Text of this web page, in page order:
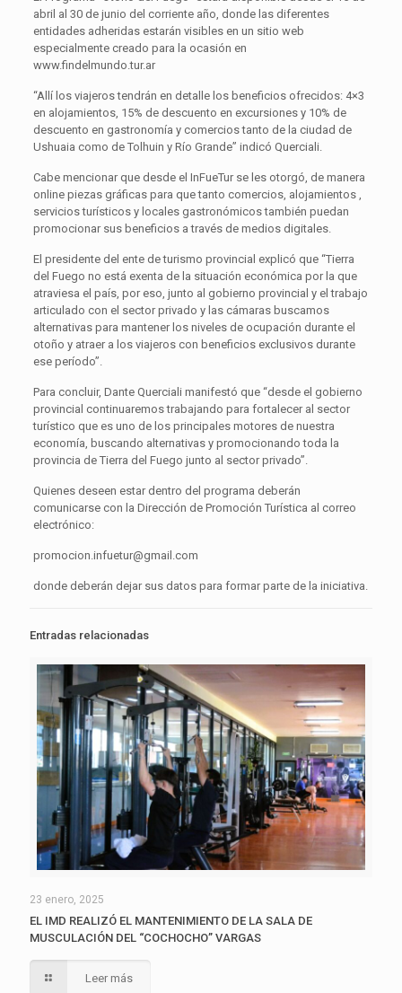
abril al 30 de junio del corriente año, donde las diferentes
entidades adheridas estarán visibles en un sitio web
especialmente creado para la ocasión en
www.findelmundo.tur.ar
“Allí los viajeros tendrán en detalle los beneficios ofrecidos: 4×3
en alojamientos, 15% de descuento en excursiones y 10% de
descuento en gastronomía y comercios tanto de la ciudad de
Ushuaia como de Tolhuin y Río Grande” indicó Querciali.
Cabe mencionar que desde el InFueTur se les otorgó, de manera
online piezas gráficas para que tanto comercios, alojamientos ,
servicios turísticos y locales gastronómicos también puedan
promocionar sus beneficios a través de medios digitales.
El presidente del ente de turismo provincial explicó que “Tierra
del Fuego no está exenta de la situación económica por la que
atraviesa el país, por eso, junto al gobierno provincial y el trabajo
articulado con el sector privado y las cámaras buscamos
alternativas para mantener los niveles de ocupación durante el
otoño y atraer a los viajeros con beneficios exclusivos durante
ese período”.
Para concluir, Dante Querciali manifestó que “desde el gobierno
provincial continuaremos trabajando para fortalecer al sector
turístico que es uno de los principales motores de nuestra
economía, buscando alternativas y promocionando toda la
provincia de Tierra del Fuego junto al sector privado”.
Quienes deseen estar dentro del programa deberán
comunicarse con la Dirección de Promoción Turística al correo
electrónico:
promocion.infuetur@gmail.com
donde deberán dejar sus datos para formar parte de la iniciativa.
Entradas relacionadas
23 enero, 2025
EL IMD REALIZÓ EL MANTENIMIENTO DE LA SALA DE
MUSCULACIÓN DEL “COCHOCHO” VARGAS
Leer más